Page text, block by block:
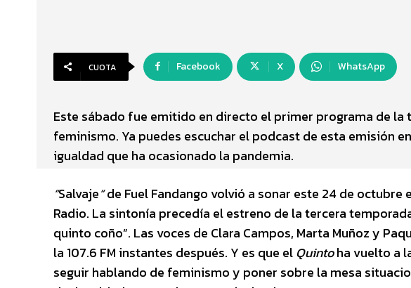
CUOTA Facebook X WhatsApp
Este sábado fue emitido en directo el primer programa de
feminismo. Ya puedes escuchar el podcast de esta emisión
igualdad que ha ocasionado la pandemia.
“Salvaje“de Fuel Fandango volvió a sonar este 24 de octubre
Radio. La sintonía precedía el estreno de la tercera
quinto coño”. Las voces de Clara Campos, Marta Muñoz y
la 107.6 FM instantes después. Y es que el Quintoha vuelto a
seguir hablando de feminismo y poner sobre la mesa